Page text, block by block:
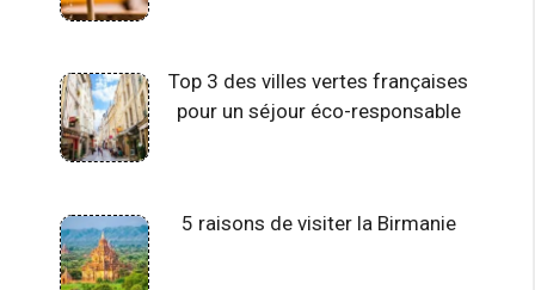
Top 3 des villes vertes françaises
pour un séjour éco-responsable
5 raisons de visiter la Birmanie